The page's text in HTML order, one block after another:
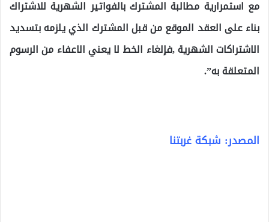
مع استمرارية مطالبة المشترك بالفواتير الشهرية للاشتراك
بناء على العقد الموقع من قبل المشترك الذي يلزمه بتسديد
الاشتراكات الشهرية ,فإلغاء الخط لا يعني الاعفاء من الرسوم
المتعلقة به”.
المصدر: شبكة غربتنا